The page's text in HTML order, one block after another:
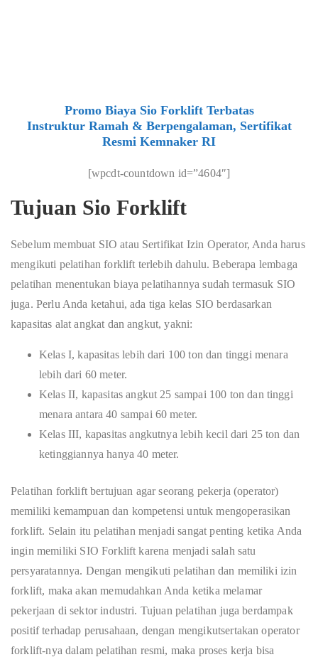
Promo Biaya Sio Forklift Terbatas
Instruktur Ramah & Berpengalaman, Sertifikat
Resmi Kemnaker RI
[wpcdt-countdown id=”4604″]
Tujuan Sio Forklift
Sebelum membuat SIO atau Sertifikat Izin Operator, Anda harus
mengikuti pelatihan forklift terlebih dahulu. Beberapa lembaga
pelatihan menentukan biaya pelatihannya sudah termasuk SIO
juga. Perlu Anda ketahui, ada tiga kelas SIO berdasarkan
kapasitas alat angkat dan angkut, yakni:
Kelas I, kapasitas lebih dari 100 ton dan tinggi menara
lebih dari 60 meter.
Kelas II, kapasitas angkut 25 sampai 100 ton dan tinggi
menara antara 40 sampai 60 meter.
Kelas III, kapasitas angkutnya lebih kecil dari 25 ton dan
ketinggiannya hanya 40 meter.
Pelatihan forklift bertujuan agar seorang pekerja (operator)
memiliki kemampuan dan kompetensi untuk mengoperasikan
forklift. Selain itu pelatihan menjadi sangat penting ketika Anda
ingin memiliki SIO Forklift karena menjadi salah satu
persyaratannya. Dengan mengikuti pelatihan dan memiliki izin
forklift, maka akan memudahkan Anda ketika melamar
pekerjaan di sektor industri. Tujuan pelatihan juga berdampak
positif terhadap perusahaan, dengan mengikutsertakan operator
forklift-nya dalam pelatihan resmi, maka proses kerja bisa